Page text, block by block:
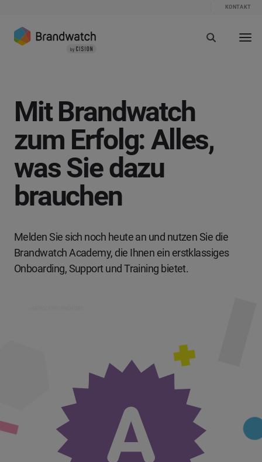
KONTAKT
Mit Brandwatch
zum Erfolg: Alles,
was Sie dazu
brauchen
Melden Sie sich noch heute an und nutzen Sie die
Brandwatch Academy, die Ihnen ein erstklassiges
Onboarding, Support und Training bietet.